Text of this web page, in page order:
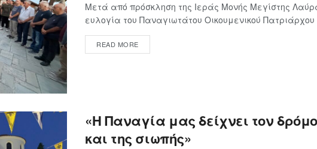
Μετά από πρόσκληση της Ιεράς Μονής Μεγίστης
ευλογία του Παναγιωτάτου Οικουμενικού
READ MORE
«Η Παναγία μας δείχνει τον
και της σιωπής»